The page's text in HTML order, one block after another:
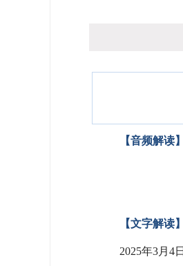
【音频解读】
【文字解读】
2025年3月4日